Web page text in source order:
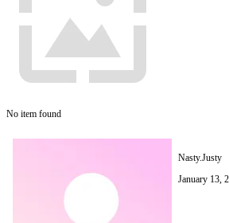
No item found
Nаsty.Justy
January 13,